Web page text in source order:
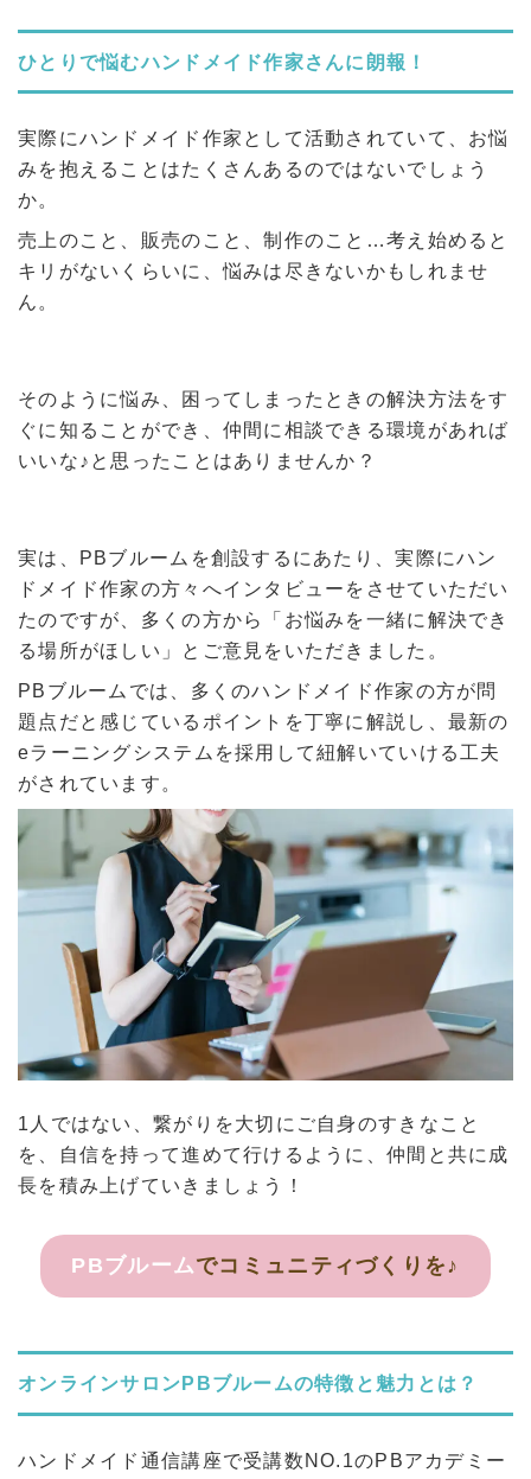
ひとりで悩むハンドメイド作家さんに朗報！
実際にハンドメイド作家として活動されていて、お悩
みを抱えることはたくさんあるのではないでしょう
か。
売上のこと、販売のこと、制作のこと…考え始めると
キリがないくらいに、悩みは尽きないかもしれませ
ん。
そのように悩み、困ってしまったときの解決方法をす
ぐに知ることができ、仲間に相談できる環境があれば
いいな♪と思ったことはありませんか？
実は、PBブルームを創設するにあたり、実際にハン
ドメイド作家の方々へインタビューをさせていただい
たのですが、多くの方から「お悩みを一緒に解決でき
る場所がほしい」とご意見をいただきました。
PBブルームでは、多くのハンドメイド作家の方が問
題点だと感じているポイントを丁寧に解説し、最新の
eラーニングシステムを採用して紐解いていける工夫
がされています。
1人ではない、繋がりを大切にご自身のすきなこと
を、自信を持って進めて行けるように、仲間と共に成
長を積み上げていきましょう！
PBブルームでコミュニティづくりを♪
オンラインサロンPBブルームの特徴と魅力とは？
ハンドメイド通信講座で受講数NO.1のPBアカデミー